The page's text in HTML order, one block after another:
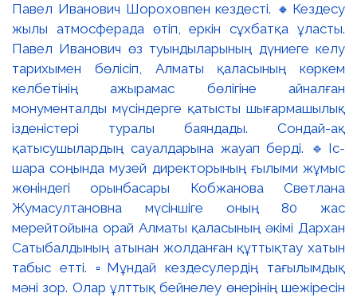
Павел Иванович Шороховпен кездесті. 🔸Кездесу
жылы атмосферада өтіп, еркін сұхбатқа ұласты.
Павел Иванович өз туындыларының дүниеге келу
тарихымен бөлісіп, Алматы қаласының көркем
келбетінің ажырамас бөлігіне айналған
монументалды мүсіндерге қатысты шығармашылық
ізденістері туралы баяндады. Сондай-ақ
қатысушылардың сауалдарына жауап берді. 🔹Іс-
шара соңында музей директорының ғылыми жұмыс
жөніндегі орынбасары Кобжанова Светлана
Жумасултановна мүсіншіге оның 80 жас
мерейтойына орай Алматы қаласының әкімі Дархан
Сатыбалдының атынан жолданған құттықтау хатын
табыс етті. ▫️Мұндай кездесулердің тағылымдық
мәні зор. Олар ұлттық бейнелеу өнерінің шежіресін